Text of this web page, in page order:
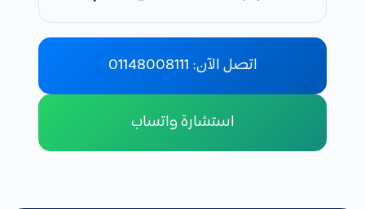
اتصل الآن: 01148008111
استشارة واتساب